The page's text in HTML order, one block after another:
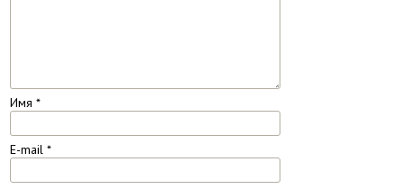
Имя *
E-mail *